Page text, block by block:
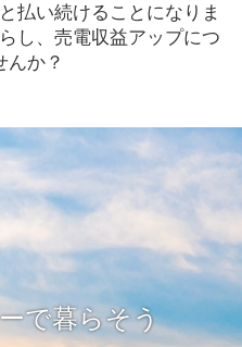
払い続けることになりま
し、売電収益アップにつ
んか？
で暮らそう